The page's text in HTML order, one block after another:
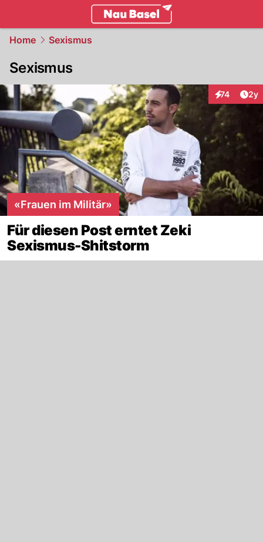
Home Sexismus
Sexismus
74 2y
«Frauen im Militär»
Für diesen Post erntet Zeki
Sexismus-Shitstorm